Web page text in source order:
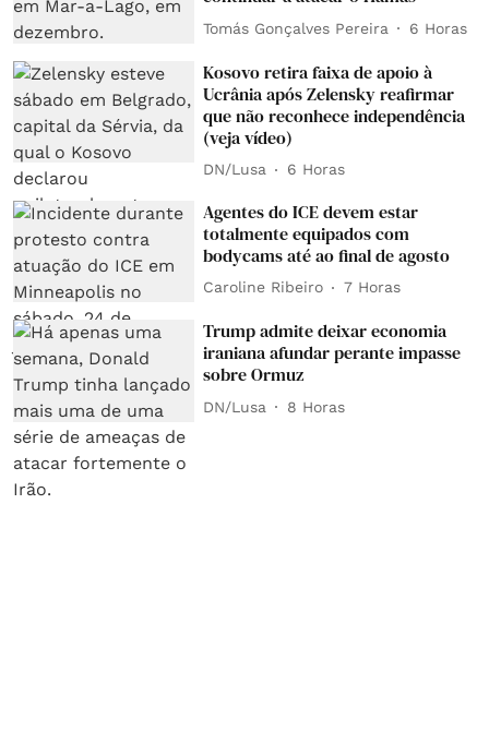
Tomás Gonçalves Pereira 6 Horas
Kosovo retira faixa de apoio à
Ucrânia após Zelensky reafirmar
que não reconhece independência
(veja vídeo)
DN/Lusa 6 Horas
Agentes do ICE devem estar
totalmente equipados com
bodycams até ao final de agosto
Caroline Ribeiro 7 Horas
Trump admite deixar economia
iraniana afundar perante impasse
sobre Ormuz
DN/Lusa 8 Horas